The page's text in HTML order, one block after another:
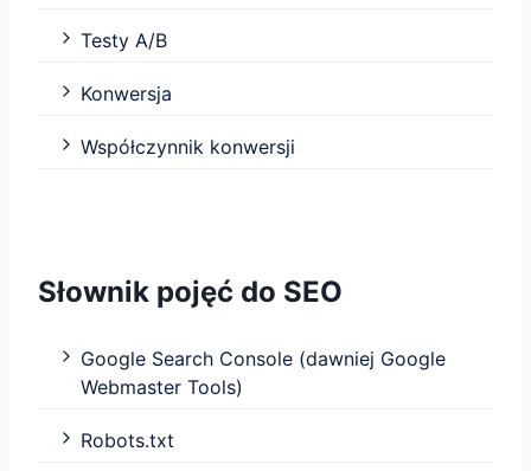
Testy A/B
Konwersja
Współczynnik konwersji
Słownik pojęć do SEO
Google Search Console (dawniej Google
Webmaster Tools)
Robots.txt